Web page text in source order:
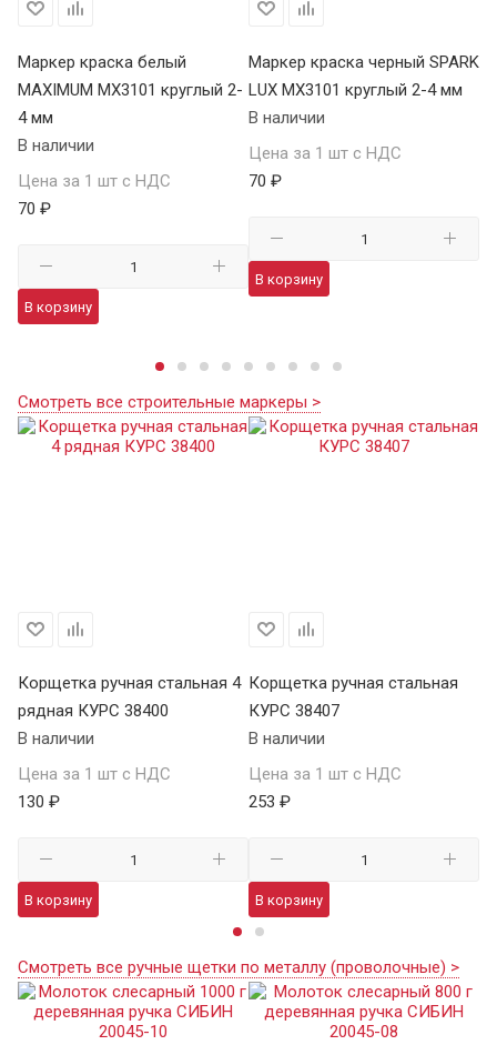
Маркер краска белый
MAXIMUM MX3101 круглый 2-
4 мм
В наличии
Цена за 1 шт с НДС
70 ₽
В корзину
Маркер краска черный SPARK
LUX MX3101 круглый 2-4 мм
В наличии
Цена за 1 шт с НДС
70 ₽
В корзину
Смотреть все строительные маркеры >
Корщетка ручная стальная 4
рядная КУРС 38400
В наличии
Цена за 1 шт с НДС
130 ₽
В корзину
Корщетка ручная стальная
КУРС 38407
В наличии
Цена за 1 шт с НДС
253 ₽
В корзину
Смотреть все ручные щетки по металлу (проволочные) >